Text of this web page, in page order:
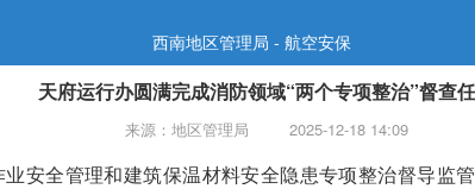
西南地区管理局 - 航空安保
天府运行办圆满完成消防领域“两个专项整治”督查
来源：地区管理局 2025-12-18 14:09
安全管理和建筑保温材料安全隐患专项整治督导监